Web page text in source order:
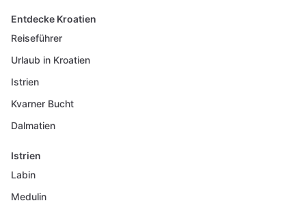
Entdecke Kroatien
Reiseführer
Urlaub in Kroatien
Istrien
Kvarner Bucht
Dalmatien
Istrien
Labin
Medulin